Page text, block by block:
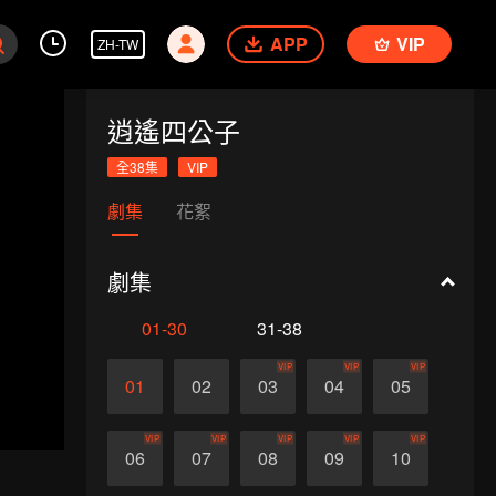
ZH-TW APP VIP
逍遙四公子
全38集 VIP
劇集 花絮
劇集
01-30 31-38
01 02 03
VIP
04
VIP
05
VIP
06
VIP
07
VIP
08
VIP
09
VIP
10
VIP